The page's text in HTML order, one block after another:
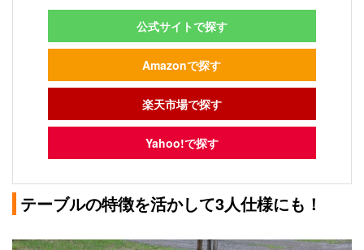
公式サイトで探す
Amazonで探す
楽天市場で探す
Yahoo!で探す
テーブルの特徴を活かして3人仕様にも！